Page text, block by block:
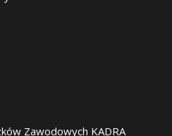
Zawodowych KADRA